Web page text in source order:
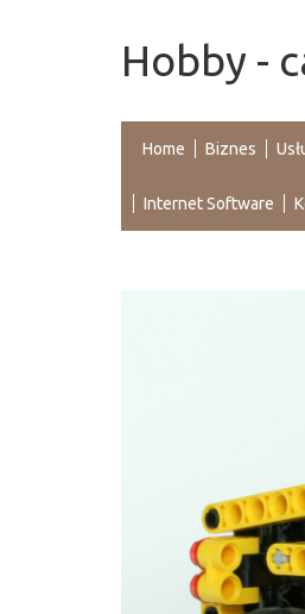
Hobby -
Home Biznes
Internet Software